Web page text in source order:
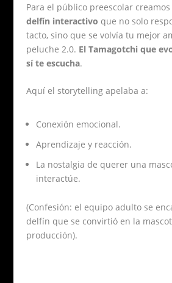
Para el público preescolar
delfín interactivo que no solo
tacto, sino que se volvía tu mejor
peluche 2.0. El Tamagotchi que
sí te escucha.
Aquí el storytelling apelaba a:
Conexión emocional.
Aprendizaje y reacción.
La nostalgia de querer una
interactúe.
(Confesión: el equipo adulto se
delfín que se convirtió en la
producción).